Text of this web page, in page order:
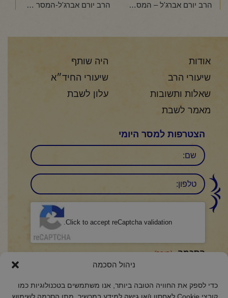
ניהול הסכמה
כדי לספק את החוויה הטובה ביותר, אנו משתמשים בטכנולוגיות כמו
הרב יורם אברג'ל – המסר היומי – צניעות סימן לחכמה – י"ט חשוון תשפ"ו
הרב יורם אברג'ל-המסר היומי-אל תחסיר דבר בעבודת השם- כ"א חשוון תשפ"ו
אודות
היה שותף
שיעורי הרב
שיעורי החיד״א
שאלות ותשובות
עלון לשבת
מאמר לשבת
הצטרפות למסר היומי
שם
טלפון:
Click to accept reCaptcha validation.
הסכמה (חובה)
אני מאשר/ת כי קראתי והבנתי את